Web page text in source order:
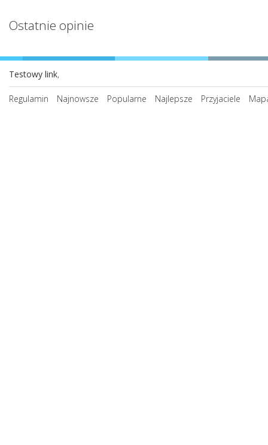
Ostatnie opinie
Testowy link,
Regulamin Najnowsze Popularne Najlepsze Przyjaciele